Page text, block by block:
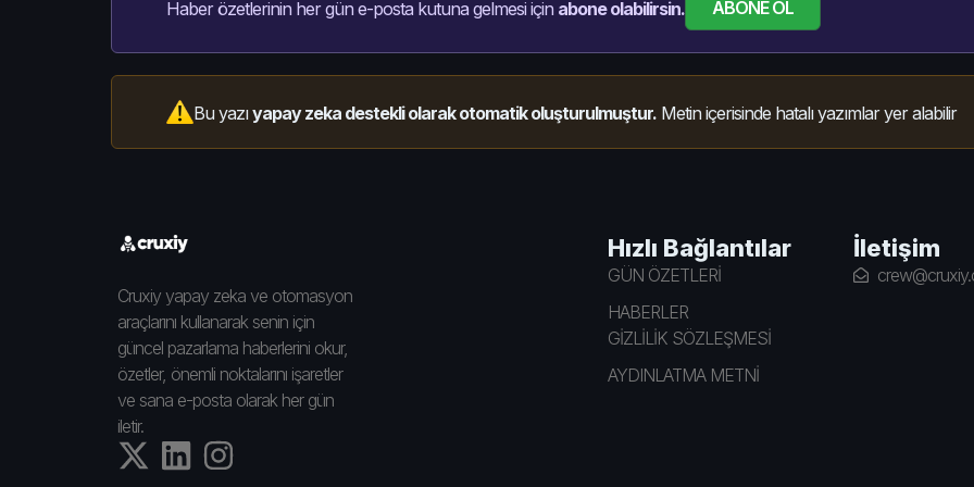
Haber özetlerinin her gün e-posta kutuna gelmesi için abone olabilirsin. ABONE OL
Bu yazıyapay zeka destekli olarak otomatik oluşturulmuştur. Metin içerisinde hatalı yazımlar yer alabilir
Cruxiy yapay zeka ve otomasyon
araçlarını kullanarak senin için
güncel pazarlama haberlerini okur,
özetler, önemli noktalarını işaretler
ve sana e-posta olarak her gün
iletir.
Hızlı Bağlantılar
GÜN ÖZETLERİ
HABERLER
GİZLİLİK SÖZLEŞMESİ
AYDINLATMA METNİ
İletişim